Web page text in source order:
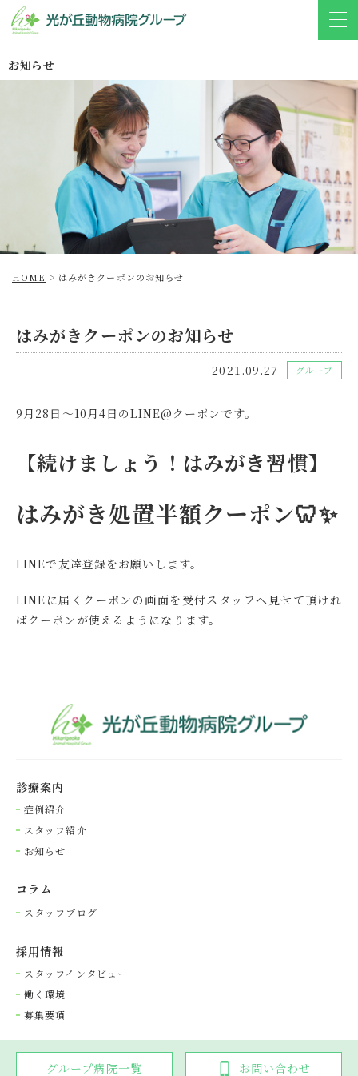
お知らせ
HOME > はみがきクーポンのお知らせ
はみがきクーポンのお知らせ
2021.09.27 グループ
9月28日～10月4日のLINE@クーポンです。
【続けましょう！はみがき習慣】
はみがき処置半額クーポン🦷✨
LINEで友達登録をお願いします。
LINEに届くクーポンの画面を受付スタッフへ見せて頂けれ
ばクーポンが使えるようになります。
診療案内
症例紹介
スタッフ紹介
お知らせ
コラム
スタッフブログ
採⽤情報
スタッフインタビュー
働く環境
募集要項
Copyright © 光が丘動物病院グループ. All rights reserved.
グループ病院一覧 お問い合わせ